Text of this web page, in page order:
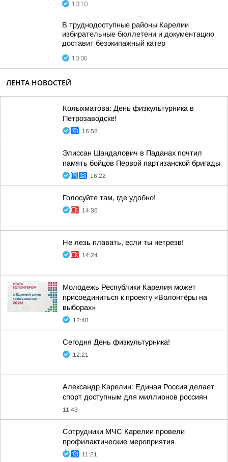
10:10
В труднодоступные районы Карелии
избирательные бюллетени и документацию
доставит безэкипажный катер
10:08
ЛЕНТА НОВОСТЕЙ
Колыхматова: День физкультурника в
Петрозаводске!
16:58
Элиссан Шандалович в Паданах почтил
память бойцов Первой партизанской бригады
16:22
Голосуйте там, где удобно!
14:36
Не лезь плавать, если ты нетрезв!
14:24
Молодежь Республики Карелия может
присоединиться к проекту «Волонтёры на
выборах»
12:40
Сегодня День физкультурника!
12:21
Александр Карелин: Единая Россия делает
спорт доступным для миллионов россиян
11:43
Сотрудники МЧС Карелии провели
профилактические мероприятия
11:21